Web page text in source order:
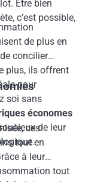
Être bien
c’est possible,
de plus en
concilier
plus, ils offrent
pour
soi sans
économes
de leur
ces
tout en
à leur
tout